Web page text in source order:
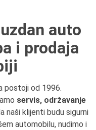
auto
i prodaja
postoji od 1996.
servis, održavanje
naši klijenti budu sigurni
automobilu, nudimo i